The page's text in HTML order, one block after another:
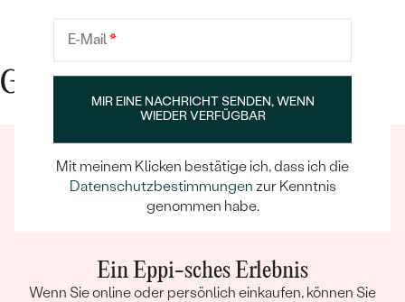
Gute Gründe für Eppi
Ein Eppi-sches Erlebnis
Wenn Sie online oder persönlich einkaufen, können Sie
E-Mail*
MIR EINE NACHRICHT SENDEN, WENN
WIEDER VERFÜGBAR
Mit meinem Klicken bestätige ich, dass ich die
Datenschutzbestimmungen zur Kenntnis
genommen habe.